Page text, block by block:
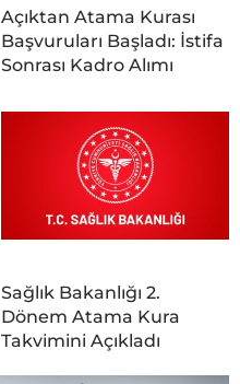
Açıktan Atama Kurası
Başvuruları Başladı: İstifa
Sonrası Kadro Alımı
Sağlık Bakanlığı 2.
Dönem Atama Kura
Takvimini Açıkladı